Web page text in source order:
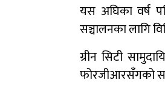
यस अघिका वर्ष
सञ्चालनका लागि
ग्रीन सिटी
फोरजीआरसँगको